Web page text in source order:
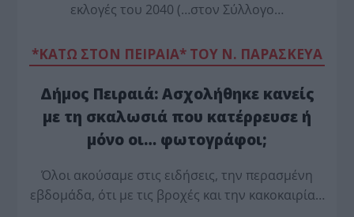
εκλογές του 2040 (…στον Σύλλογο…
*ΚΑΤΩ ΣΤΟΝ ΠΕΙΡΑΙΑ* ΤΟΥ Ν. ΠΑΡΑΣΚΕΥΑ
Δήμος Πειραιά: Ασχολήθηκε κανείς
με τη σκαλωσιά που κατέρρευσε ή
μόνο οι… φωτογράφοι;
Όλοι ακούσαμε στις ειδήσεις, την περασμένη
εβδομάδα, ότι με τις βροχές και την κακοκαιρία…